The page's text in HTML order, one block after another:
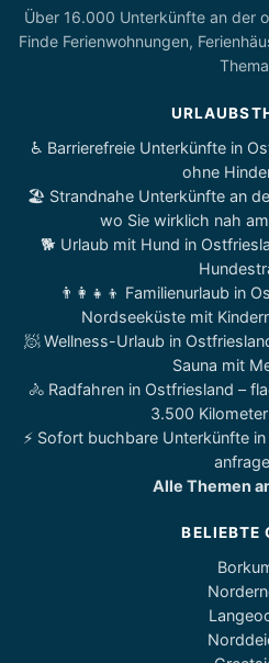
Über 16.000 Unterkünfte an der
Finde Ferienwohnungen,
♿ Barrierefreie Unterkünfte in
ohne
🏖️ Strandnahe Unterkünfte an
wo Sie wirklich nah
🐕 Urlaub mit Hund in
👨‍👩‍👧‍👦 Familienurlaub in
Nordseeküste mit
🧖 Wellness-Urlaub in
Sauna mit
🚴 Radfahren in Ostfriesland –
3.500
⚡ Sofort buchbare Unterkünfte
Alle Themen
BELIEBTE